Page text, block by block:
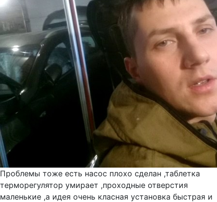
Проблемы тоже есть насос плохо сделан ,таблетка
терморегулятор умирает ,проходные отверстия
маленькие ,а идея очень класная установка быстрая и